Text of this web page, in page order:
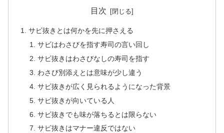
目次
サビ抜きとは何かを先に押さえる
サビはわさびを指す寿司の言い回し
サビ抜きはわさびなしの寿司を指す
わさび別添えとは意味が少し違う
サビ抜きが広く見られるようになった背景
サビ抜きが向いている人
サビ抜きでも味が落ちるとは限らない
サビ抜きはマナー違反ではない